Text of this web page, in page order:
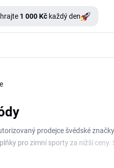
1 000 Kč každý den
prodejce švédské
pro zimní sporty za nižší